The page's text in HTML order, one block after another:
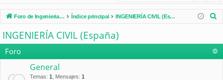
ac
es
rá
pi
d
os
nt
ifi
ist
ra
Foro de Ingenieria Civil & Arquitectura Índice principal INGENIERÍA CIVIL (España)
a
INGENIERÍA CIVIL (España)
Foro
General
Temas: 1 Mensajes: 1